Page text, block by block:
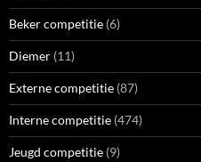
Beker competitie (6)
Diemer (11)
Externe competitie (87)
Interne competitie (474)
Jeugd competitie (9)